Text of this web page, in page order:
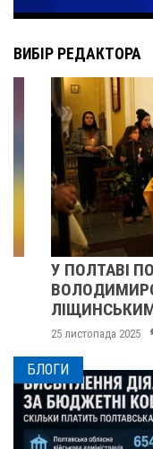
ВИБІР РЕДАКТОРА
У ПОЛТАВІ
ВОЛОДИМИРОМ
ЛІЩИНСЬКИМ
25 листопада 2025 0
БЛОГИ